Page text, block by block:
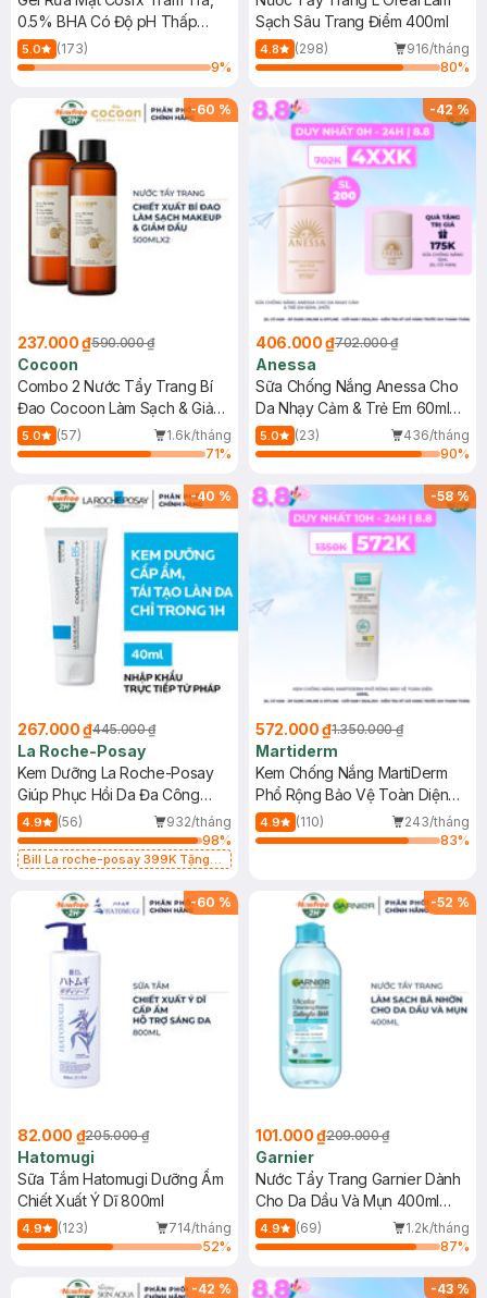
0.5% BHA Có Độ pH Thấp
150ml
5.0
(173)
9%
Sạch Sâu Trang Điểm 400ml
4.8 (298)
916/tháng
80%
-60 %
237.000 ₫590.000 ₫
Cocoon
Combo 2 Nước Tẩy Trang Bí
Đao Cocoon Làm Sạch & Giảm
Dầu 500ml
5.0 (57)
1.6k/tháng
71%
-42%
406.000 ₫702.000 ₫
Anessa
Sữa Chống Nắng Anessa Cho
Da Nhạy Cảm & Trẻ Em 60ml
(Mới)
5.0 (23)
436/tháng
90%
-40 %
267.000 ₫445.000 ₫
La Roche-Posay
Kem Dưỡng La Roche-Posay
Giúp Phục Hồi Da Đa Công
Dụng 40ml
4.9 (56)
932/tháng
98%
Bill La roche-posay 399K Tặng
(SL có hạn)
-58%
572.000 ₫1.350.000 ₫
Martiderm
Kem Chống Nắng MartiDerm
Phổ Rộng Bảo Vệ Toàn Diện
40ml
4.9 (110)
243/tháng
83%
-60 %
82.000 ₫205.000 ₫
Hatomugi
Sữa Tắm Hatomugi Dưỡng Ẩm
Chiết Xuất Ý Dĩ 800ml
4.9 (123)
714/tháng
52%
-52 %
101.000 ₫209.000 ₫
Garnier
Nước Tẩy Trang Garnier Dành
Cho Da Dầu Và Mụn 400ml
(Mới)
4.9 (69)
1.2k/tháng
87%
-42 % -43%